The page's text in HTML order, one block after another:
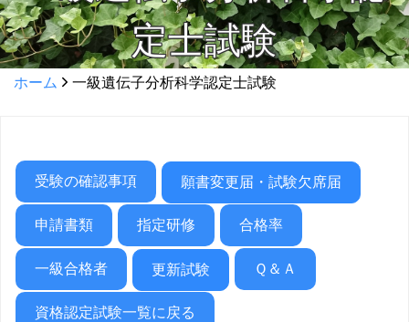
定士試験
ホーム 一級遺伝子分析科学認定士試験
受験の確認事項 願書変更届・試験欠席届
申請書類 指定研修 合格率
一級合格者 更新試験 Ｑ＆Ａ
資格認定試験一覧に戻る